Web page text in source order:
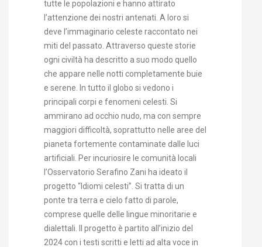
tutte le popolazioni e hanno attirato
l’attenzione dei nostri antenati. A loro si
deve l’immaginario celeste raccontato nei
miti del passato. Attraverso queste storie
ogni civiltà ha descritto a suo modo quello
che appare nelle notti completamente buie
e serene. In tutto il globo si vedono i
principali corpi e fenomeni celesti. Si
ammirano ad occhio nudo, ma con sempre
maggiori difficoltà, soprattutto nelle aree del
pianeta fortemente contaminate dalle luci
artificiali. Per incuriosire le comunità locali
l’Osservatorio Serafino Zani ha ideato il
progetto “Idiomi celesti”. Si tratta di un
ponte tra terra e cielo fatto di parole,
comprese quelle delle lingue minoritarie e
dialettali. Il progetto è partito all’inizio del
2024 con i testi scritti e letti ad alta voce in